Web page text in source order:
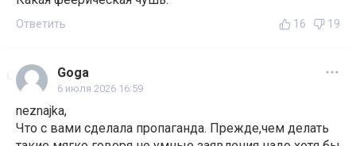
Ответить 16 19
Goga
6 июля 2026 16:59
neznajka,
Что с вами сделала пропаганда. Прежде,чем делать